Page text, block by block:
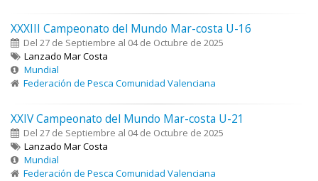
XXXIII Campeonato del Mundo Mar-costa U-16
Del 27 de Septiembre al 04 de Octubre de 2025
Lanzado Mar Costa
Mundial
Federación de Pesca Comunidad Valenciana
XXIV Campeonato del Mundo Mar-costa U-21
Del 27 de Septiembre al 04 de Octubre de 2025
Lanzado Mar Costa
Mundial
Federación de Pesca Comunidad Valenciana